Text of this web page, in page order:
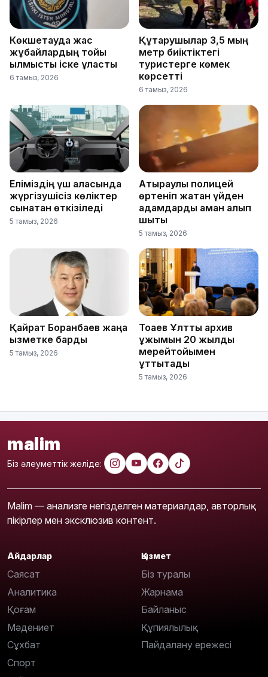
Көкшетауда жас
жұбайлардың тойы
қылмыстық іске ұласты
6 тамыз, 2026
Құтқарушылар 3,5 мың
метр биіктіктегі
туристерге көмек
көрсетті
6 тамыз, 2026
Еліміздің үш қаласында
жүргізушісіз көліктер
сынақтан өткізіледі
5 тамыз, 2026
Атыраулық полицей
өртеніп жатқан үйден
адамдарды аман алып
шықты
5 тамыз, 2026
Қайрат Боранбаев жаңа
қызметке барды
5 тамыз, 2026
Тоқаев Ұлттық архив
ұжымын 20 жылдық
мерейтойымен
құттықтады
5 тамыз, 2026
malim
Біз әлеуметтік желіде:
Malim — анализге негізделген материалдар, авторлық
пікірлер мен эксклюзив контент.
Айдарлар
Саясат
Аналитика
Қоғам
Мәдениет
Сұхбат
Спорт
Қызмет
Біз туралы
Жарнама
Байланыс
Құпиялылық
Пайдалану ережесі